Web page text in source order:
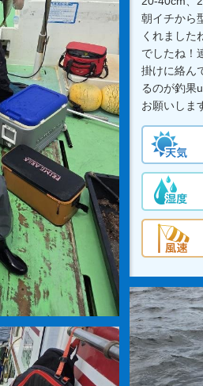
朝イチから
くれました
でしたね！
掛けに絡ん
るのが釣果
お願いしま